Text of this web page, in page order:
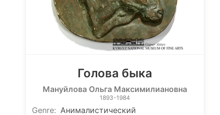
Голова быка
Мануйлова Ольга Максимилиановна
1893-1984
Genre: Анималистический